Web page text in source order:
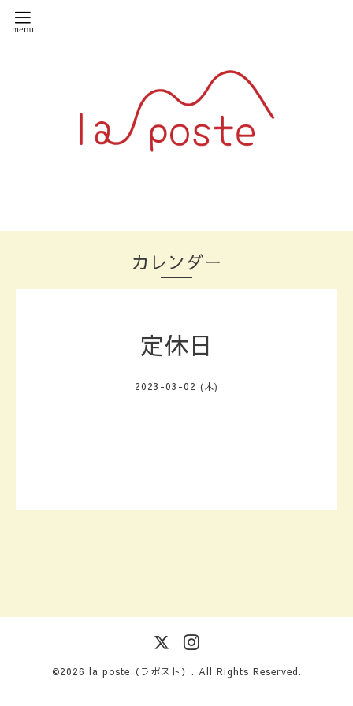
カレンダー
定休日
2023-03-02 (木)
©2026 la poste（ラポスト） . All Rights Reserved.